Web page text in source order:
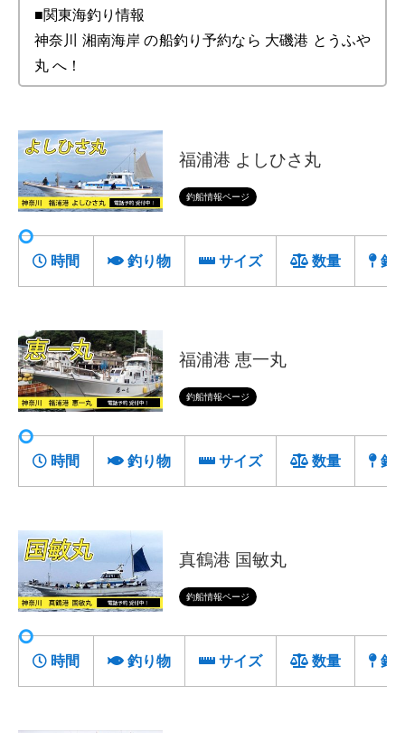
■関東海釣り情報
神奈川 湘南海岸 の船釣り予約なら 大磯港 とうふや
丸 へ！
福浦港 よしひさ丸
釣船情報ページ
時間 釣り物 サイズ 数量 釣
福浦港 恵一丸
釣船情報ページ
時間 釣り物 サイズ 数量 釣
真鶴港 国敏丸
釣船情報ページ
時間 釣り物 サイズ 数量 釣